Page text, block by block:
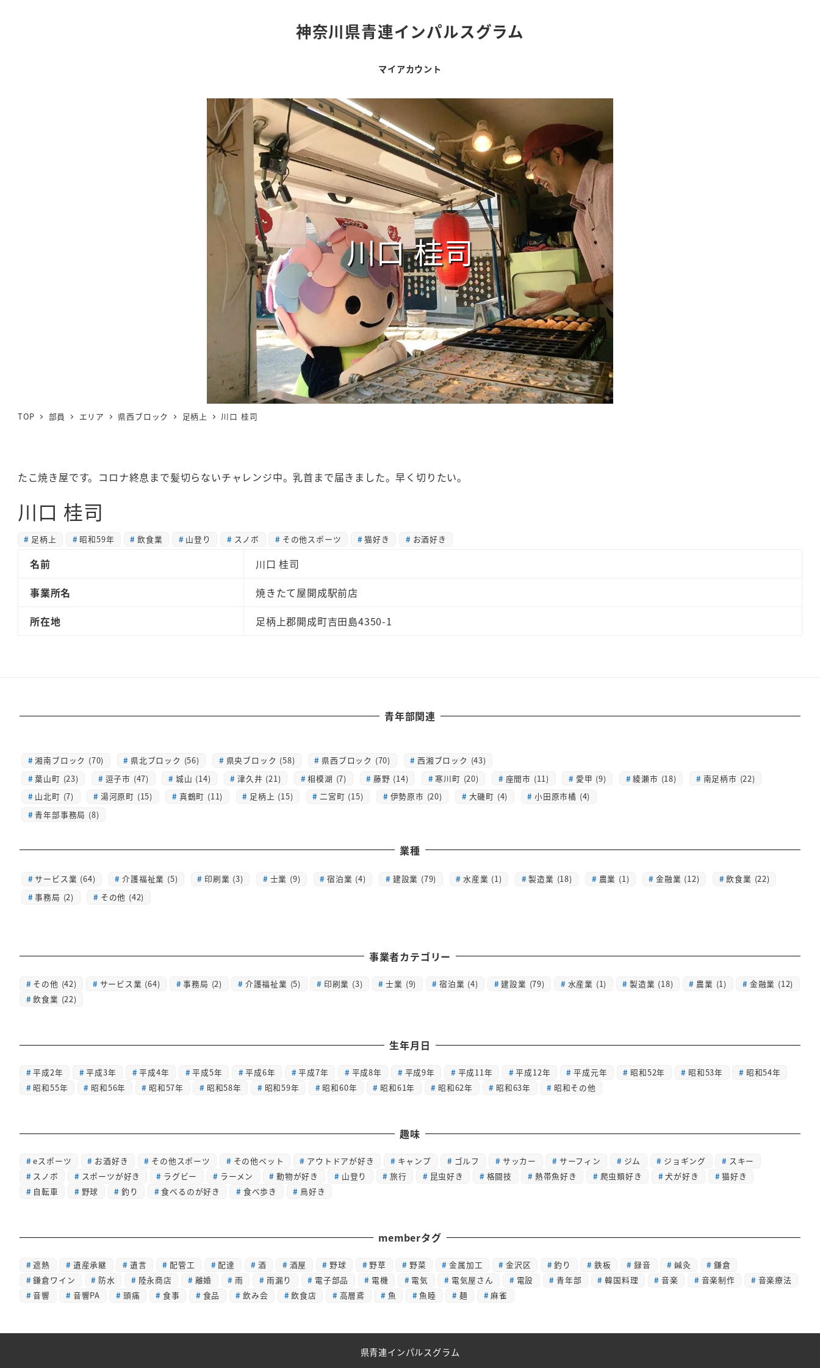
神奈川県青連インパルスグラム
マイアカウント
川口 桂司
TOP 部員 エリア 県西ブロック 足柄上 川口 桂司
たこ焼き屋です。コロナ終息まで髪切らないチャレンジ中。乳首まで届きました。早く切りたい。
川口 桂司
足柄上 昭和59年 飲食業 山登り スノボ その他スポーツ 猫好き お酒好き
名前
川口 桂司
事業所名
焼きたて屋開成駅前店
所在地
足柄上郡開成町吉田島4350-1
青年部関連
湘南ブロック (70) 県北ブロック (56) 県央ブロック (58) 県西ブロック (70)
西湘ブロック (43)
葉山町 (23)
逗子市 (47) 城山 (14) 津久井 (21) 相模湖 (7) 藤野 (14) 寒川町 (20) 座間市 (11) 愛甲 (9) 綾瀬市 (18)
南足柄市 (22)
山北町 (7)
湯河原町 (15) 真鶴町 (11) 足柄上 (15) 二宮町 (15) 伊勢原市 (20) 大磯町 (4)
小田原市橘 (4)
青年部事務局 (8)
業種
サービス業 (64) 介護福祉業 (5) 印刷業 (3) 士業 (9) 宿泊業 (4) 建設業 (79) 水産業 (1) 製造業 (18) 農業 (1) 金融業 (12)
飲食業 (22)
事務局 (2)
その他 (42)
事業者カテゴリー
その他 (42) サービス業 (64) 事務局 (2) 介護福祉業 (5) 印刷業 (3) 士業 (9) 宿泊業 (4) 建設業 (79) 水産業 (1) 製造業 (18) 農業 (1) 金融業 (12)
飲食業 (22)
生年月日
平成2年 平成3年 平成4年 平成5年 平成6年 平成7年 平成8年 平成9年 平成11年 平成12年 平成元年 昭和52年 昭和53年
昭和54年
昭和55年
昭和56年 昭和57年 昭和58年 昭和59年 昭和60年 昭和61年 昭和62年 昭和63年 昭和その他
趣味
eスポーツ お酒好き その他スポーツ その他ペット アウトドアが好き キャンプ ゴルフ サッカー サーフィン ジム ジョギング
スキー
スノボ
スポーツが好き ラグビー ラーメン 動物が好き 山登り 旅行 昆虫好き 格闘技 熱帯魚好き 爬虫類好き 犬が好き
猫好き
自転車
野球 釣り 食べるのが好き 食べ歩き 鳥好き
memberタグ
遮熱 遺産承継 遺言 配管工 配達 酒 酒屋 野球 野草 野菜 金属加工 金沢区 釣り 鉄板 録音 鍼灸
鎌倉
鎌倉ワイン
防水 陸永商店 離婚 雨 雨漏り 電子部品 電機 電気 電気屋さん 電設 青年部 韓国料理 音楽 音楽制作
音楽療法
音響
音響PA 頭痛 食事 食品 飲み会 飲食店 高層鳶 魚 魚睦 麺 麻雀
県青連インパルスグラム